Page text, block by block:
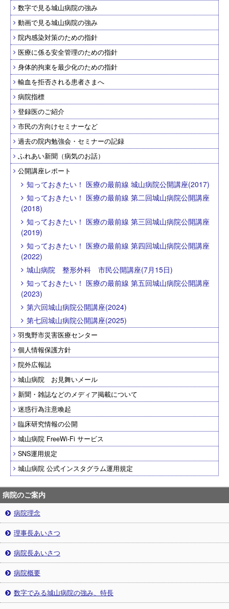
数字で見る城山病院の強み
動画で見る城山病院の強み
院内感染対策のための指針
医療に係る安全管理のための指針
身体的拘束を最少化のための指針
輸血を拒否される患者さまへ
病院指標
登録医のご紹介
市民の方向けセミナーなど
過去の院内勉強会・セミナーの記録
ふれあい新聞（病気のお話）
公開講座レポート
知っておきたい！ 医療の最前線 城山病院公開講座(2017)
知っておきたい！ 医療の最前線 第二回城山病院公開講座
(2018)
知っておきたい！ 医療の最前線 第三回城山病院公開講座
(2019)
知っておきたい！ 医療の最前線 第四回城山病院公開講座
(2022)
城山病院 整形外科 市民公開講座(7月15日)
知っておきたい！ 医療の最前線 第五回城山病院公開講座
(2023)
第六回城山病院公開講座(2024)
第七回城山病院公開講座(2025)
羽曳野市災害医療センター
個人情報保護方針
院外広報誌
城山病院 お見舞いメール
新聞・雑誌などのメディア掲載について
迷惑行為注意喚起
臨床研究情報の公開
城山病院 FreeWi-Fi サービス
SNS運用規定
城山病院 公式インスタグラム運用規定
病院のご案内
病院理念
理事長あいさつ
病院長あいさつ
病院概要
数字でみる城山病院の強み、特長